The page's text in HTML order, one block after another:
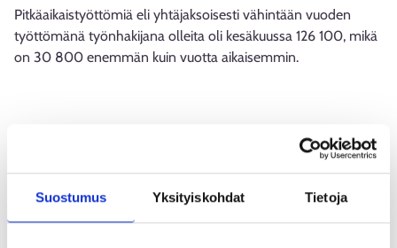
Suostumus Yksityiskohdat Tietoja
Pitkäaikaistyöttömiä eli yhtäjaksoisesti vähintään vuoden
työttömänä työnhakijana olleita oli kesäkuussa 126 100, mikä
on 30 800 enemmän kuin vuotta aikaisemmin.